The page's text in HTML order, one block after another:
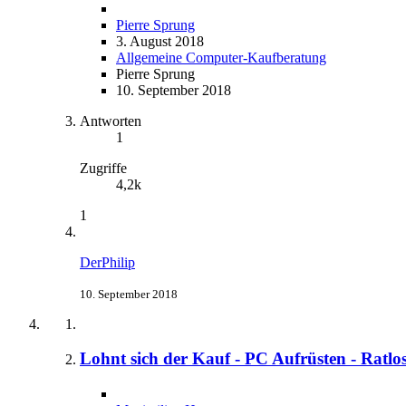
Pierre Sprung
3. August 2018
Allgemeine Computer-Kaufberatung
Pierre Sprung
10. September 2018
Antworten
1
Zugriffe
4,2k
1
DerPhilip
10. September 2018
Lohnt sich der Kauf - PC Aufrüsten -